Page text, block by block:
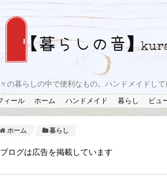
の暮らしの中で便利なもの。ハンドメイドし
ィール ホーム ハンドメイド 暮らし ビュ
ホーム 暮らし
ログは広告を掲載しています